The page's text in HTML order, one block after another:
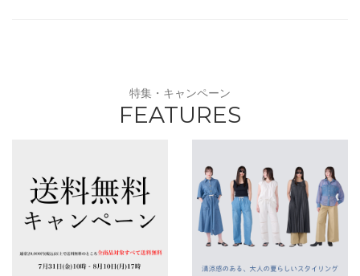
特集・キャンペーン
FEATURES